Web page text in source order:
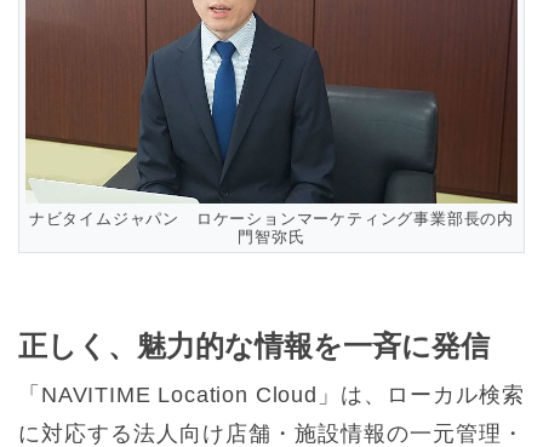
ナビタイムジャパン ロケーションマーケティング事業部長の内
門智弥氏
正しく、魅力的な情報を一斉に発信
「NAVITIME Location Cloud」は、ローカル検索
に対応する法人向け店舗・施設情報の一元管理・